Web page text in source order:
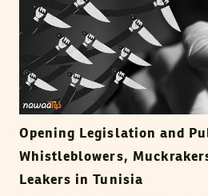
Opening Legislation and
Whistleblowers,
Leakers in Tunisia